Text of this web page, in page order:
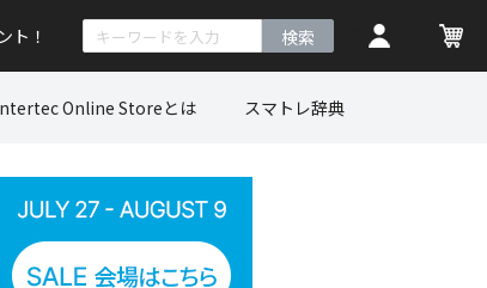
ト！
Online Storeとは スマトレ辞典